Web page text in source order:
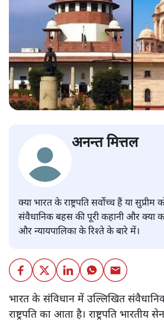
अनन्त मित्तल
क्या भारत के राष्ट्रपति सर्वोच्च हैं या सुप्रीम
संवैधानिक बहस की पूरी कहानी और क्या
और न्यायपालिका के रिश्ते के बारे में।
भारत के संविधान में उल्लिखित
राष्ट्रपति का आता है। राष्ट्रपति